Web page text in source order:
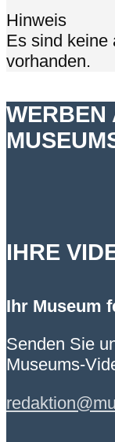
Hinweis
Es sind keine
vorhanden.
WERBEN
IHRE
Ihr Museum
Senden Sie
Museums-